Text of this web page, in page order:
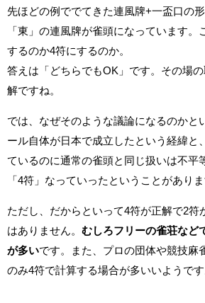
先ほどの例ででてきた連風牌+一盃口の形
「東」の連風牌が雀頭になっています。
するのか4符にするのか。
答えは「どちらでもOK」です。その場
解ですね。
では、なぜそのような議論になるのかと
ール自体が日本で成立したという経緯と
ているのに通常の雀頭と同じ扱いは不平
「4符」なっていったということがありま
ただし、だからといって4符が正解で2符
はありません。 むしろフリーの雀荘など
が多いです。また、プロの団体や競技麻
のみ4符で計算する場合が多いいようです